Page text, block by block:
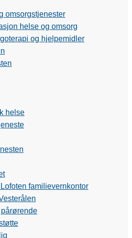
omsorgstjenester
helse og omsorg
og hjelpemidler
helse
familievernkontor
pårørende